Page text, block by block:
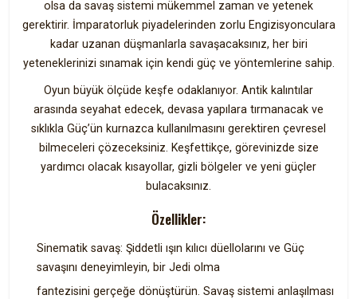
olsa da savaş sistemi mükemmel zaman ve yetenek
gerektirir. İmparatorluk piyadelerinden zorlu Engizisyonculara
kadar uzanan düşmanlarla savaşacaksınız, her biri
yeteneklerinizi sınamak için kendi güç ve yöntemlerine sahip.
Oyun büyük ölçüde keşfe odaklanıyor. Antik kalıntılar
arasında seyahat edecek, devasa yapılara tırmanacak ve
sıklıkla Güç’ün kurnazca kullanılmasını gerektiren çevresel
bilmeceleri çözeceksiniz. Keşfettikçe, görevinizde size
yardımcı olacak kısayollar, gizli bölgeler ve yeni güçler
bulacaksınız.
Özellikler:
Sinematik savaş: Şiddetli ışın kılıcı düellolarını ve Güç
savaşını deneyimleyin, bir Jedi olma
fantezisini gerçeğe dönüştürün. Savaş sistemi anlaşılması